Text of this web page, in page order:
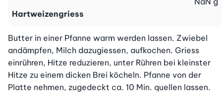
Hartweizengriess
Butter in einer Pfanne warm werden lassen. Zwiebel
andämpfen, Milch dazugiessen, aufkochen. Griess
einrühren, Hitze reduzieren, unter Rühren bei kleinster
Hitze zu einem dicken Brei köcheln. Pfanne von der
Platte nehmen, zugedeckt ca. 10 Min. quellen lassen.